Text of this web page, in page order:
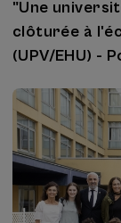
"Une
clôturée à
(UPV/EHU) -